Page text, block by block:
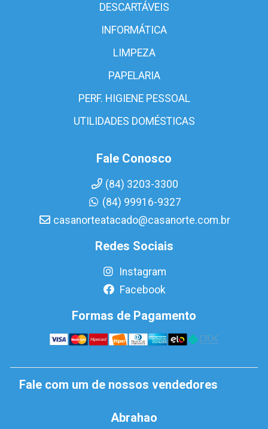
DESCARTÁVEIS
INFORMÁTICA
LIMPEZA
PAPELARIA
PERF. HIGIENE PESSOAL
UTILIDADES DOMÉSTICAS
Fale Conosco
(84) 3203-3300
(84) 99916-9327
casanorteatacado@casanorte.com.br
Redes Sociais
Instagram
Facebook
Formas de Pagamento
Fale com um de nossos vendedores
Abrahao